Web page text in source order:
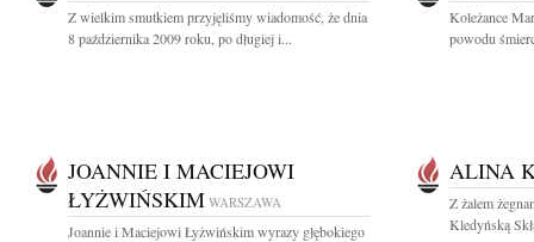
Z wielkim smutkiem przyjęliśmy wiadomość, że dnia
8 października 2009 roku, po długiej i...
Koleżance
powodu
JOANNIE I MACIEJOWI
ŁYŻWIŃSKIM WARSZAWA
Joannie i Maciejowi Łyżwińskim wyrazy głębokiego
ALINA
Z żalem
Kledyńską